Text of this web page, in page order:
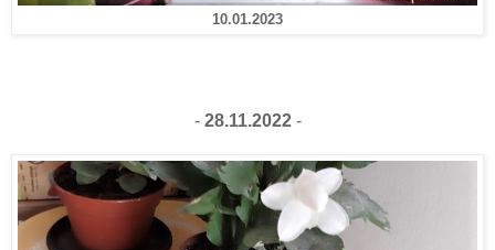
10.01.2023
- 28.11.2022 -